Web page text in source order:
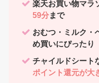
楽天お買い物マラ
59分まで
おむつ・ミルク・
め買いにぴったり
チャイルドシート
ポイント還元が大